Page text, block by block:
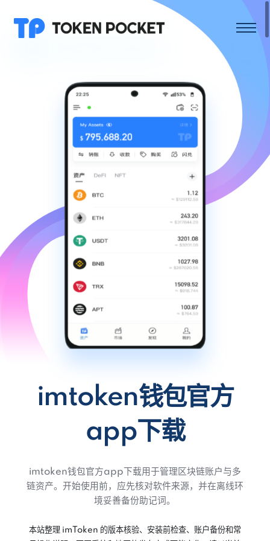
imtoken钱包官方
app下载
imtoken钱包官方app下载用于管理区块链账户与多
链资产。开始使用前，应先核对软件来源，并在离线环
境妥善备份助记词。
本站整理 imToken 的版本核验、安装前检查、账户备份和常